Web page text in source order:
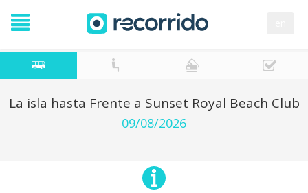
La isla hasta Frente a Sunset Royal Beach Club
09/08/2026